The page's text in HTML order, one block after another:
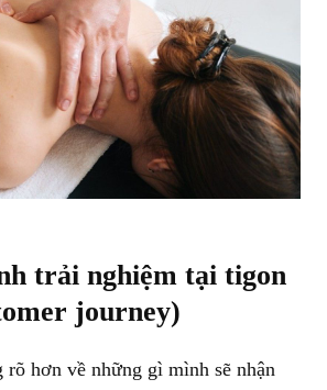
trải nghiệm tại tigon
journey)
rõ hơn về những gì mình sẽ nhận